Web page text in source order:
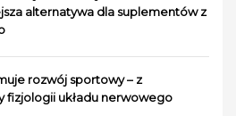
alternatywa dla suplementów z
rozwój sportowy – z
fizjologii układu nerwowego